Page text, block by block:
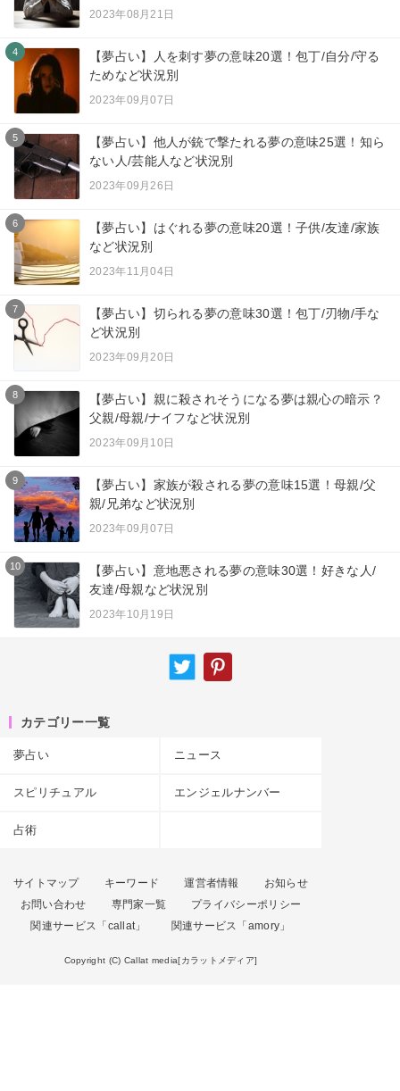
2023年08月21日
4
【夢占い】人を刺す夢の意味20選！包丁/自分/守る
ためなど状況別
2023年09月07日
5
【夢占い】他人が銃で撃たれる夢の意味25選！知ら
ない人/芸能人など状況別
2023年09月26日
6
【夢占い】はぐれる夢の意味20選！子供/友達/家族
など状況別
2023年11月04日
7
【夢占い】切られる夢の意味30選！包丁/刃物/手な
ど状況別
2023年09月20日
8
【夢占い】親に殺されそうになる夢は親心の暗示？
父親/母親/ナイフなど状況別
2023年09月10日
9
【夢占い】家族が殺される夢の意味15選！母親/父
親/兄弟など状況別
2023年09月07日
10
【夢占い】意地悪される夢の意味30選！好きな人/
友達/母親など状況別
2023年10月19日
カテゴリー一覧
夢占い ニュース
スピリチュアル エンジェルナンバー
占術
サイトマップ キーワード 運営者情報
お知らせ
お問い合わせ
専門家一覧
プライバシーポリシー
関連サービス「callat」
関連サービス「amory」
Copyright (C) Callat media[カラットメディア]